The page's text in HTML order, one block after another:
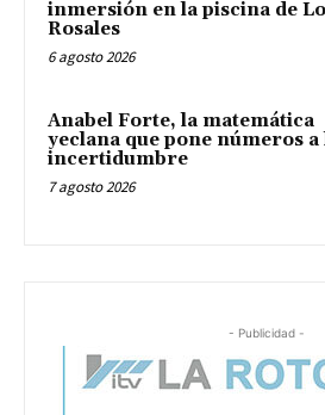
inmersión en la piscina de
Rosales
6 agosto 2026
Anabel Forte, la matemática
yeclana que pone números a
incertidumbre
7 agosto 2026
- Publicidad -